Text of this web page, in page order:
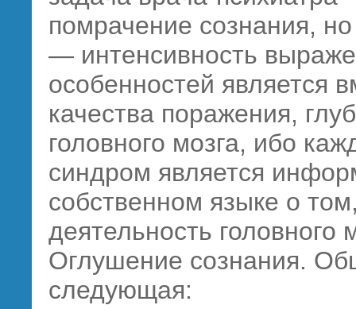
помрачение сознания,
— интенсивность
особенностей является
качества поражения,
головного мозга, ибо
синдром является
собственном языке о
деятельность головного
Оглушение сознания.
следующая: